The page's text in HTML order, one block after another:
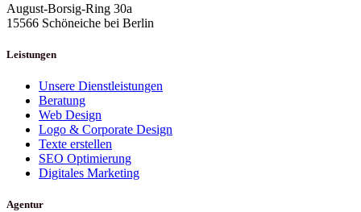
August-Borsig-Ring 30a
15566 Schöneiche bei Berlin
Leistungen
Unsere Dienstleistungen
Beratung
Web Design
Logo & Corporate Design
Texte erstellen
SEO Optimierung
Digitales Marketing
Agentur